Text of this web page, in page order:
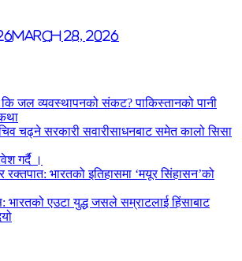
March 28, 2026
कि जल व्यवस्थापनको संकट? पाकिस्तानको पानी
चढ्ने सरकारी सवारीसाधनबाट समेत कालो सिसा
गर्दै ।
रक्तपात: भारतको इतिहासमा ‘मयूर सिंहासन’को
भारतको एउटा युद्ध जसले सम्राटलाई हिंसाबाट